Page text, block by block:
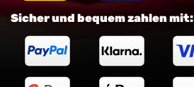
Sicher und bequem zahlen mit: